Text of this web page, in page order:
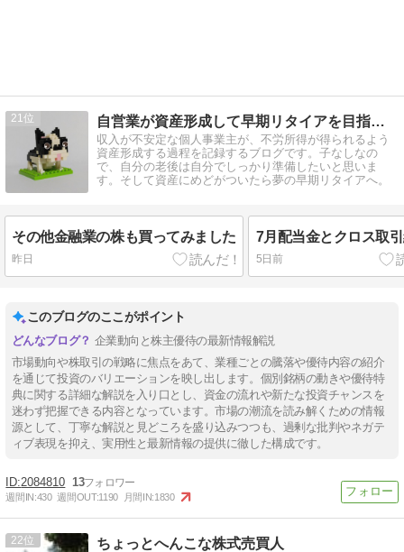
21 自営業が資産形成して早期リタイアを目指すブログ
収入が不安定な個人事業主が、不労所得が得られるよう
資産形成する過程を記録するブログです。子なしなの
で、自分の老後は自分でしっかり準備したいと思いま
す。そして資産にめどがついたら夢の早期リタイアへ。
その他金融業の株も買ってみました
昨日
7月配当金とクロス取
5日前
このブログのここがポイント
企業動向と株主優待の最新情報解説
市場動向や株取引の戦略に焦点をあて、業種ごとの騰落や優待内容の紹介
を通じて投資のバリエーションを映し出します。個別銘柄の動きや優待特
典に関する詳細な解説を入り口とし、資金の流れや新たな投資チャンスを
迷わず把握できる内容となっています。市場の潮流を読み解くための情報
源として、丁寧な解説と見どころを盛り込みつつも、過剰な批判やネガテ
ィブ表現を抑え、実用性と最新情報の提供に徹した構成です。
2084810 13
週間IN:430 週間OUT:1190 月間IN:1830
22 ちょっとへんこな株式売買人